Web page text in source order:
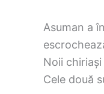
Asuman a
Noii
Cele două